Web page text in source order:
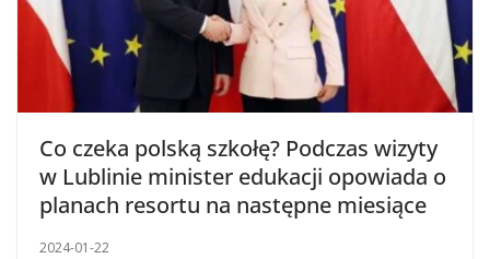
Co czeka polską szkołę? Podczas wizyty
w Lublinie minister edukacji opowiada o
planach resortu na następne miesiące
2024-01-22